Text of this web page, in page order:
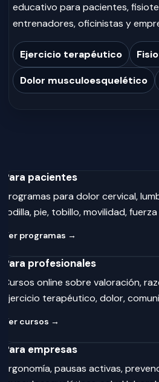
educativo para pacientes,
entrenadores, oficinistas y
Ejercicio terapéutico
Dolor musculoesquelético
Para pacientes
Programas para dolor cervical,
rodilla, pie, tobillo, movilidad,
Ver programas →
Para profesionales
Cursos online sobre valoración,
ejercicio terapéutico, dolor,
Ver cursos →
Para empresas
Ergonomía, pausas activas,